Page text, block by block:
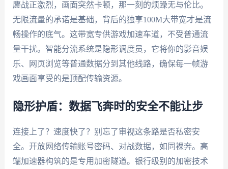
鏖战正激烈，画面突然卡顿，那一刻的烦躁无与伦比。
无限流量的承诺是基础，背后的独享100M大带宽才是流
畅操作的底气。这带宽专供游戏加速车道，不受普通流
量干扰。智能分流系统是隐形调度员，它将你的影音娱
乐、网页浏览等普通数据分到其他线路，确保每一帧游
戏画面享受的是顶配传输资源。
隐形护盾：数据飞奔时的安全不能让步
连接上了？速度快了？别忘了审视这条路是否私密安
全。开放网络传输账号密码、对战数据，如同裸奔。高
端加速器构筑的是专用加密隧道。银行级别的加密技术